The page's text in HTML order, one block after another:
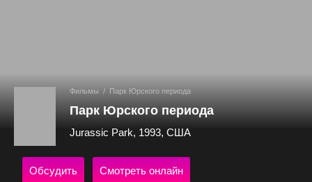
Фильмы / Парк Юрского периода
Парк Юрского периода
Jurassic Park, 1993, США
Обсудить Смотреть онлайн